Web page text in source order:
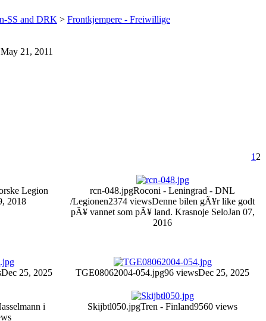
SS and DRK > Frontkjempere - Freiwillige
21, 2011
1 2
Legion
2018
rcn-048.jpgRoconi - Leningrad - DNL
/Legionen2374 viewsDenne bilen gÃ¥r like godt
pÃ¥ vannet som pÃ¥ land. Krasnoje SeloJan 07,
2016
Dec 25, 2025 TGE08062004-054.jpg96 viewsDec 25, 2025
i
Skijbtl050.jpgTren - Finland9560 views